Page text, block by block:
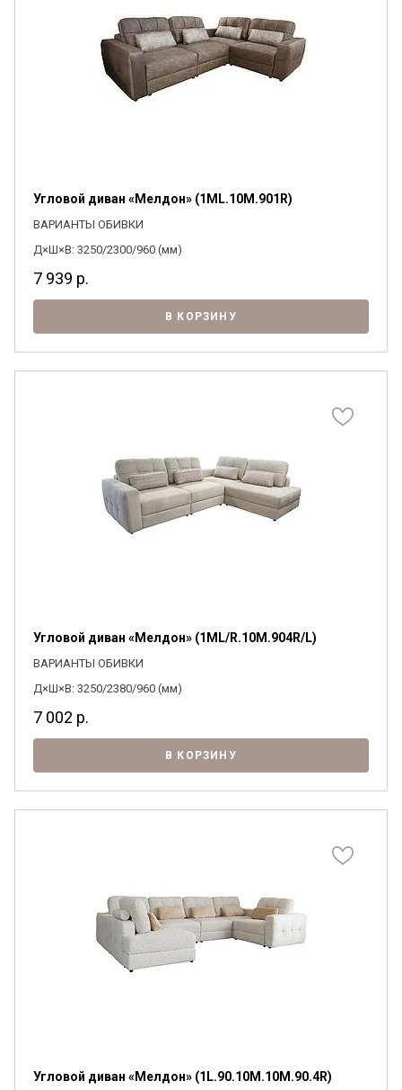
Я ознакомлен с
Угловой диван «Мелдон» (1ML.10M.901R)
ВАРИАНТЫ ОБИВКИ
Д×Ш×В: 3250/2300/960 (мм)
7 939 р.
В КОРЗИНУ
Угловой диван «Мелдон» (1ML/R.10M.904R/L)
ВАРИАНТЫ ОБИВКИ
Д×Ш×В: 3250/2380/960 (мм)
7 002 р.
В КОРЗИНУ
Угловой диван «Мелдон» (1L.90.10M.10M.90.4R)